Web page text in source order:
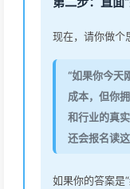
现在，请你做个
“如果你今天
成本，但你
和行业的真
还会报名读
如果你的答案是